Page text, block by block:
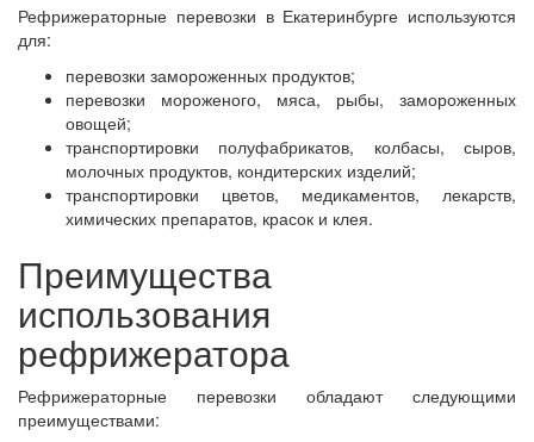
Рефрижераторные перевозки в Екатеринбурге используются
для:
перевозки замороженных продуктов;
перевозки мороженого, мяса, рыбы, замороженных
овощей;
транспортировки полуфабрикатов, колбасы, сыров,
молочных продуктов, кондитерских изделий;
транспортировки цветов, медикаментов, лекарств,
химических препаратов, красок и клея.
Преимущества
использования
рефрижератора
Рефрижераторные перевозки обладают следующими
преимуществами: